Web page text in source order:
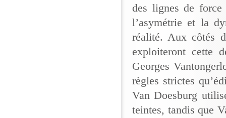
des lignes de force
l’asymétrie et la
réalité. Aux côtés
exploiteront cette
Georges
règles strictes
Van Doesburg
teintes, tandis que